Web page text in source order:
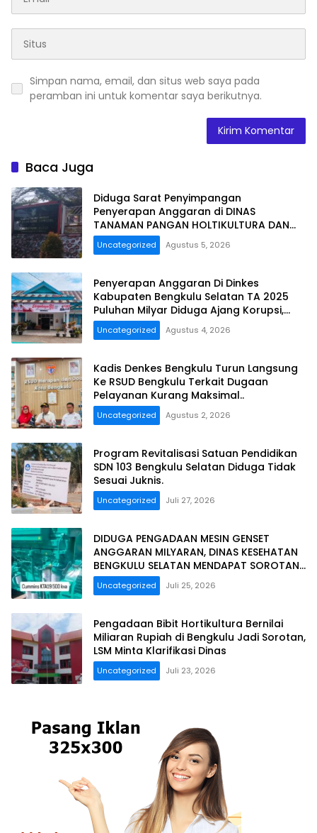
Simpan nama, email, dan situs web saya pada
peramban ini untuk komentar saya berikutnya.
Baca Juga
Diduga Sarat Penyimpangan
Penyerapan Anggaran di DINAS
TANAMAN PANGAN HOLTIKULTURA DAN
PERKEBUNAN PROVINSI BENGKULU Tahun
Anggaran 2025 Resmi Dilaporkan
Uncategorized Agustus 5, 2026
Penyerapan Anggaran Di Dinkes
Kabupaten Bengkulu Selatan TA 2025
Puluhan Milyar Diduga Ajang Korupsi,
Dan Segera Dilaporkan.
Uncategorized Agustus 4, 2026
Kadis Denkes Bengkulu Turun Langsung
Ke RSUD Bengkulu Terkait Dugaan
Pelayanan Kurang Maksimal..
Uncategorized Agustus 2, 2026
Program Revitalisasi Satuan Pendidikan
SDN 103 Bengkulu Selatan Diduga Tidak
Sesuai Juknis.
Uncategorized Juli 27, 2026
DIDUGA PENGADAAN MESIN GENSET
ANGGARAN MILYARAN, DINAS KESEHATAN
BENGKULU SELATAN MENDAPAT SOROTAN
MASYARAKAT RELASI PUBLIK.
Uncategorized Juli 25, 2026
Pengadaan Bibit Hortikultura Bernilai
Miliaran Rupiah di Bengkulu Jadi Sorotan,
LSM Minta Klarifikasi Dinas
Uncategorized Juli 23, 2026